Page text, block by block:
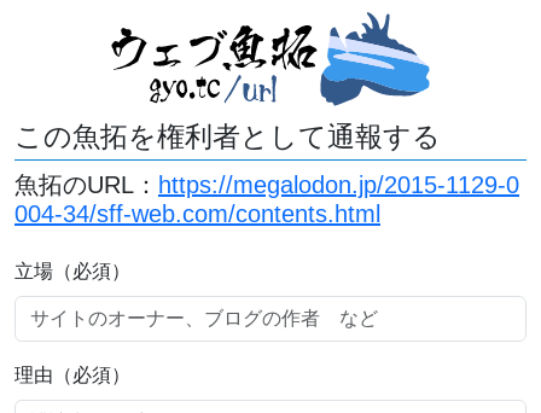
この魚拓を権利者として通報する
魚拓のURL： https://megalodon.jp/2015-1129-0
004-34/sff-web.com/contents.html
立場（必須）
理由（必須）